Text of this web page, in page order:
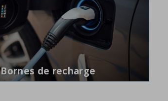
Bornes de recharge